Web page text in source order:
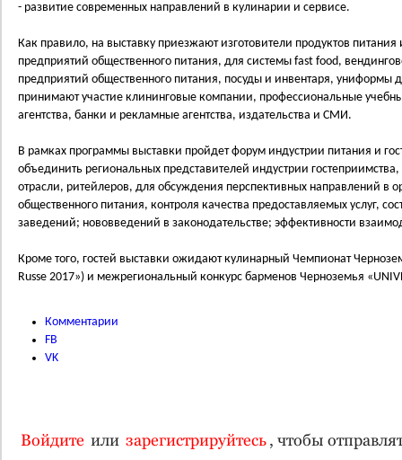
- развитие современных направлений в кулинарии и сервисе.
Как правило, на выставку приезжают изготовители продуктов
предприятий общественного питания, для системы fast food,
предприятий общественного питания, посуды и инвентаря, униформы
принимают участие клининговые компании, профессиональные
агентства, банки и рекламные агентства, издательства и СМИ.
В рамках программы выставки пройдет форум индустрии питания и
объединить региональных представителей индустрии
отрасли, ритейлеров, для обсуждения перспективных направлений в
общественного питания, контроля качества предоставляемых услуг,
заведений; нововведений в законодательстве; эффективности
Кроме того, гостей выставки ожидают кулинарный Чемпионат
Russe 2017») и межрегиональный конкурс барменов Черноземья
Комментарии
FB
VK
Войдите или зарегистрируйтесь, чтобы